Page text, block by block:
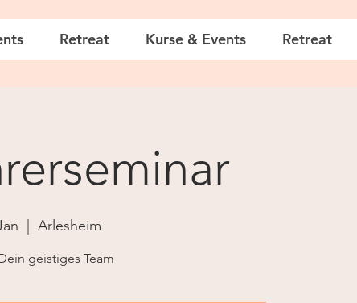
Retreat Kurse & Events Retreat
Arlesheim
geistiges Team